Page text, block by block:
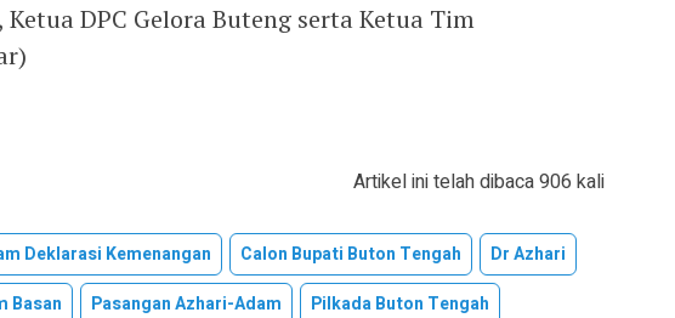
Ketua DPC Gelora Buteng serta Ketua Tim
Artikel ini telah dibaca 906 kali
Deklarasi Kemenangan Calon Bupati Buton Tengah
Dr Azhari
Basan Pasangan Azhari-Adam Pilkada Buton Tengah